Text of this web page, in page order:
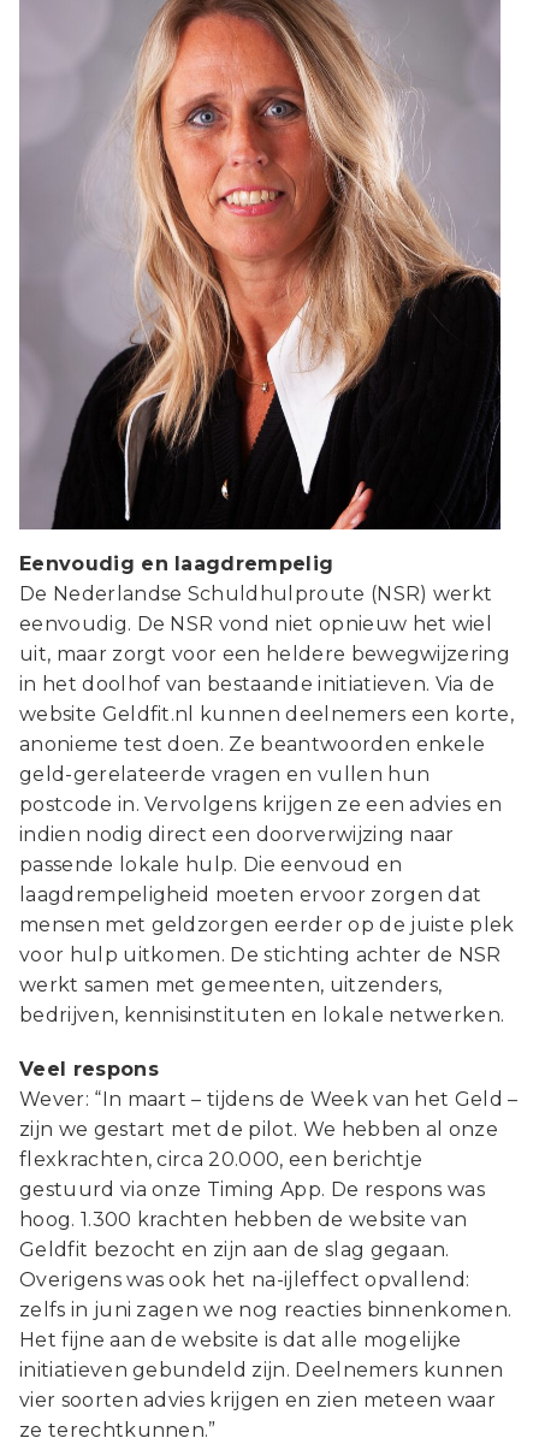
Eenvoudig en laagdrempelig
De Nederlandse Schuldhulproute (NSR) werkt
eenvoudig. De NSR vond niet opnieuw het wiel
uit, maar zorgt voor een heldere bewegwijzering
in het doolhof van bestaande initiatieven. Via de
website Geldfit.nl kunnen deelnemers een korte,
anonieme test doen. Ze beantwoorden enkele
geld-gerelateerde vragen en vullen hun
postcode in. Vervolgens krijgen ze een advies en
indien nodig direct een doorverwijzing naar
passende lokale hulp. Die eenvoud en
laagdrempeligheid moeten ervoor zorgen dat
mensen met geldzorgen eerder op de juiste plek
voor hulp uitkomen. De stichting achter de NSR
werkt samen met gemeenten, uitzenders,
bedrijven, kennisinstituten en lokale netwerken.
Veel respons
Wever: “In maart – tijdens de Week van het Geld –
zijn we gestart met de pilot. We hebben al onze
flexkrachten, circa 20.000, een berichtje
gestuurd via onze Timing App. De respons was
hoog. 1.300 krachten hebben de website van
Geldfit bezocht en zijn aan de slag gegaan.
Overigens was ook het na-ijleffect opvallend:
zelfs in juni zagen we nog reacties binnenkomen.
Het fijne aan de website is dat alle mogelijke
initiatieven gebundeld zijn. Deelnemers kunnen
vier soorten advies krijgen en zien meteen waar
ze terechtkunnen.”